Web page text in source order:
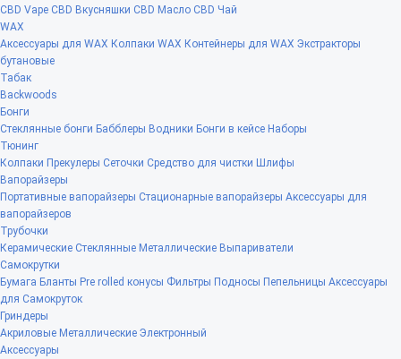
CBD Vape CBD Вкусняшки CBD Масло CBD Чай
WAX
Аксессуары для WAX Колпаки WAX Контейнеры для WAX Экстракторы
бутановые
Табак
Backwoods
Бонги
Стеклянные бонги Бабблеры Водники Бонги в кейсе Наборы
Тюнинг
Колпаки Прекулеры Сеточки Средство для чистки Шлифы
Вапорайзеры
Портативные вапорайзеры Стационарные вапорайзеры Аксессуары для
вапорайзеров
Трубочки
Керамические Стеклянные Металлические Выпариватели
Самокрутки
Бумага Бланты Pre rolled конусы Фильтры Подносы Пепельницы Аксессуары
для Самокруток
Гриндеры
Акриловые Металлические Электронный
Аксессуары